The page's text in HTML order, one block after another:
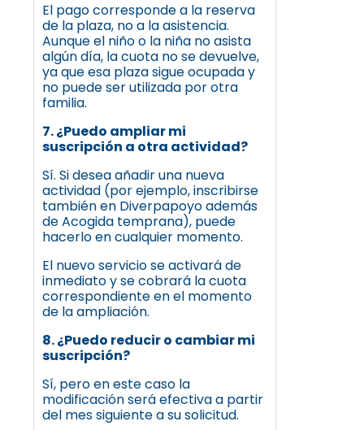
El pago corresponde a la reserva
de la plaza, no a la asistencia.
Aunque el niño o la niña no asista
algún día, la cuota no se devuelve,
ya que esa plaza sigue ocupada y
no puede ser utilizada por otra
familia.
7. ¿Puedo ampliar mi
suscripción a otra actividad?
Sí. Si desea añadir una nueva
actividad (por ejemplo, inscribirse
también en Diverpapoyo además
de Acogida temprana), puede
hacerlo en cualquier momento.
El nuevo servicio se activará de
inmediato y se cobrará la cuota
correspondiente en el momento
de la ampliación.
8. ¿Puedo reducir o cambiar mi
suscripción?
Sí, pero en este caso la
modificación será efectiva a partir
del mes siguiente a su solicitud.